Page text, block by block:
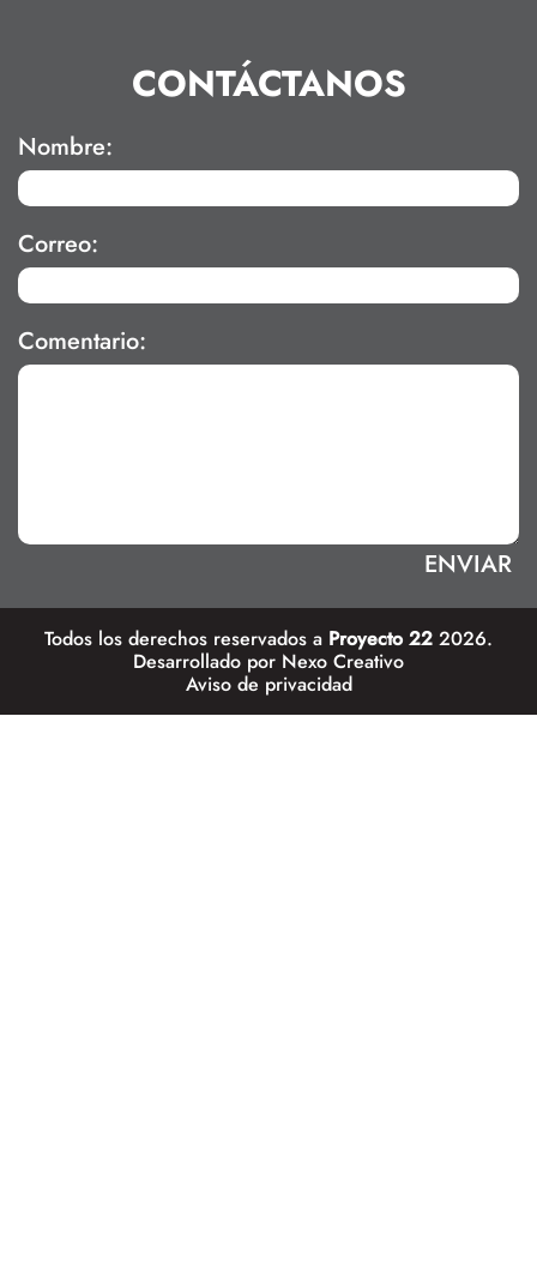
CONTÁCTANOS
Nombre:
Correo:
Comentario:
Todos los derechos reservados a Proyecto 22 2026.
Desarrollado por Nexo Creativo
Aviso de privacidad